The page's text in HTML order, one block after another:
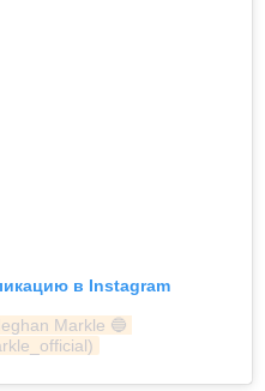
в Instagram
Markle 🔵